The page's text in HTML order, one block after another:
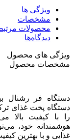
ویژگی ها
مشخصات
محصولات
دیدگاه‌ها
ویژگی های محصول
مشخصات محصول
دستگاه پخت غذای
را با کیفیت بالا
هوشمندانه خود،
غذایی و با بهترین